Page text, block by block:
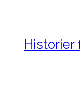
Historier